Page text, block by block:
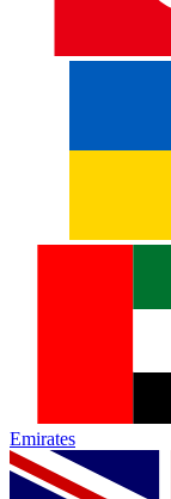
Emirates